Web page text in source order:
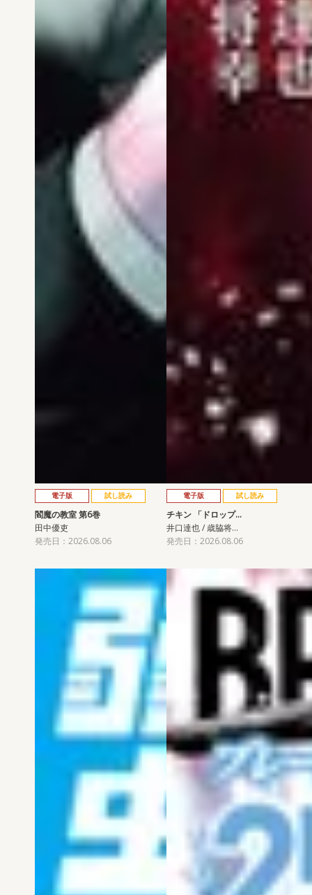
電子版 試し読み
閻魔の教室 第6巻
田中優吏
発売日：2026.08.06
電子版 試し読み
チキン 「ドロップ…
井口達也 / 歳脇将…
発売日：2026.08.06